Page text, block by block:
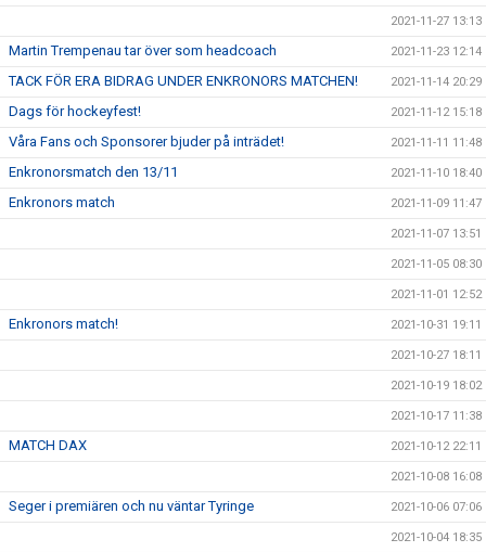
2021-11-27 13:13
Martin Trempenau tar över som headcoach 2021-11-23 12:14
TACK FÖR ERA BIDRAG UNDER ENKRONORS MATCHEN! 2021-11-14 20:29
Dags för hockeyfest! 2021-11-12 15:18
Våra Fans och Sponsorer bjuder på inträdet! 2021-11-11 11:48
Enkronorsmatch den 13/11 2021-11-10 18:40
Enkronors match 2021-11-09 11:47
2021-11-07 13:51
2021-11-05 08:30
2021-11-01 12:52
Enkronors match! 2021-10-31 19:11
2021-10-27 18:11
2021-10-19 18:02
2021-10-17 11:38
MATCH DAX 2021-10-12 22:11
2021-10-08 16:08
Seger i premiären och nu väntar Tyringe 2021-10-06 07:06
2021-10-04 18:35